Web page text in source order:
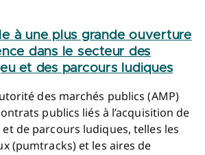
à une plus grande ouverture
dans le secteur des
et des parcours ludiques
des marchés publics (AMP)
publics liés à l’acquisition de
de parcours ludiques, telles les
(pumtracks) et les aires de